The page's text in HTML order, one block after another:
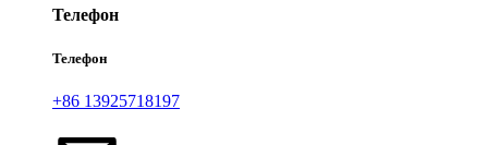
Телефон
Телефон
+86 13925718197